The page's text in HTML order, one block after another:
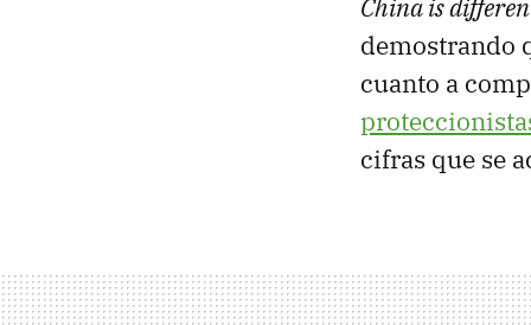
China is
demostrando
cuanto a
cifras que se